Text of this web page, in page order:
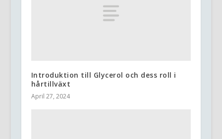
Introduktion till Glycerol och dess roll i
hårtillväxt
April 27, 2024